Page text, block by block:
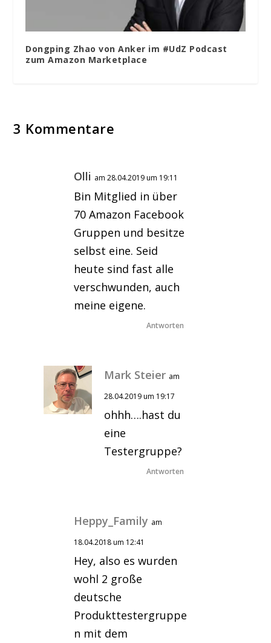
Dongping Zhao von Anker im #UdZ Podcast
zum Amazon Marketplace
3 Kommentare
Olli am 28.04.2019 um 19:11
Bin Mitglied in über
70 Amazon Facebook
Gruppen und besitze
selbst eine. Seid
heute sind fast alle
verschwunden, auch
meine eigene.
Antworten
Mark Steier am
28.04.2019 um 19:17
ohhh….hast du
eine
Testergruppe?
Antworten
Heppy_Family am
18.04.2018 um 12:41
Hey, also es wurden
wohl 2 große
deutsche
Produkttestergruppe
n mit dem